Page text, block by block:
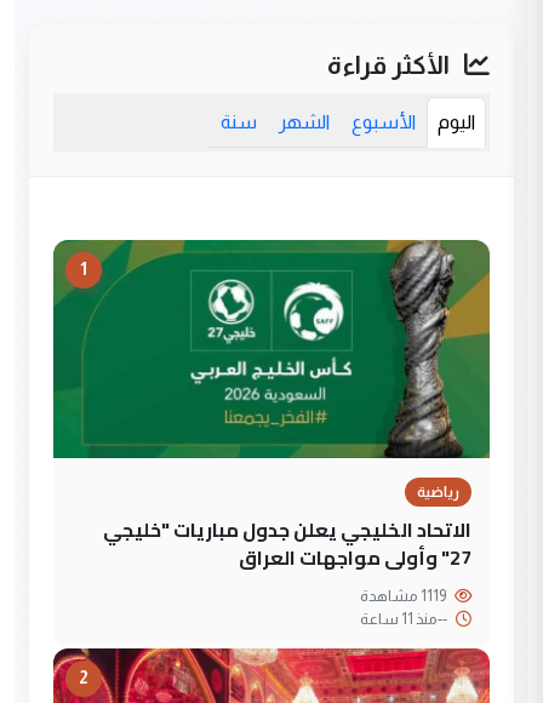
الأكثر قراءة
اليوم الأسبوع الشهر سنة
1
رياضية
الاتحاد الخليجي يعلن جدول مباريات "خليجي
27" وأولى مواجهات العراق
--منذ 11 ساعة
2